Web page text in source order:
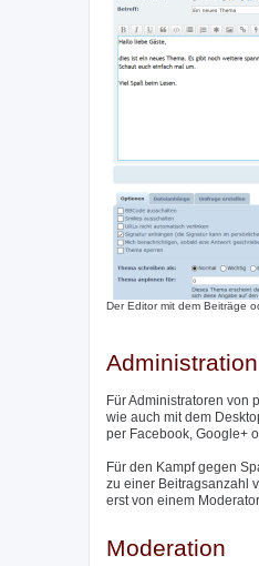
Der Editor mit dem Beiträge
Administration
Für Administratoren von
wie auch mit dem
per Facebook, Google+
Für den Kampf gegen
zu einer Beitragsanzahl
erst von einem
Moderation